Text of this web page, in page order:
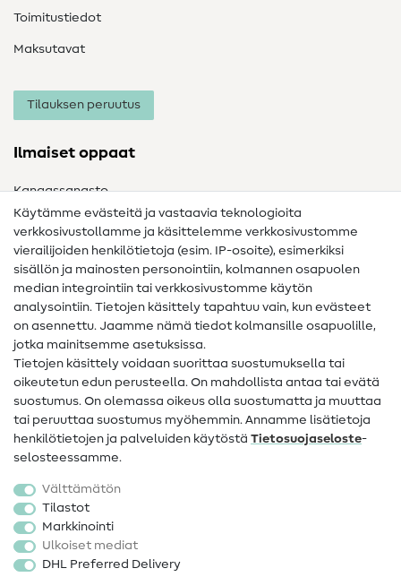
Toimitustiedot
Maksutavat
Tilauksen peruutus
Ilmaiset oppaat
Kangassanasto
Ompelusanasto
Ompeluohjeet
Apua ja yhteystiedot
Yhteystiedot
Tietoa omistajanvaihdoksesta
Peruutusoikeus
Suosittu
Kankaat
Ompelutarvikkeet
Ale
Käytämme evästeitä ja vastaavia teknologioita
verkkosivustollamme ja käsittelemme verkkosivustomme
vierailijoiden henkilötietoja (esim. IP-osoite), esimerkiksi
sisällön ja mainosten personointiin, kolmannen osapuolen
median integrointiin tai verkkosivustomme käytön
analysointiin. Tietojen käsittely tapahtuu vain, kun evästeet
on asennettu. Jaamme nämä tiedot kolmansille osapuolille,
jotka mainitsemme asetuksissa.
Tietojen käsittely voidaan suorittaa suostumuksella tai
oikeutetun edun perusteella. On mahdollista antaa tai evätä
suostumus. On olemassa oikeus olla suostumatta ja muuttaa
tai peruuttaa suostumus myöhemmin. Annamme lisätietoja
henkilötietojen ja palveluiden käytöstä Tietosuojaseloste-
selosteessamme.
Välttämätön
Tilastot
Markkinointi
Ulkoiset mediat
DHL Preferred Delivery